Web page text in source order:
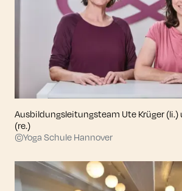
Ausbildungsleitungsteam Ute Krüger (li.)
(re.)
©Yoga Schule Hannover